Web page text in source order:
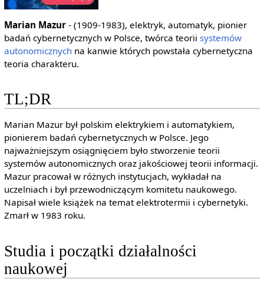
Marian Mazur- (1909-1983), elektryk, automatyk, pionier
badań cybernetycznych w Polsce, twórca teorii systemów
autonomicznychna kanwie których powstała cybernetyczna
teoria charakteru.
TL;DR
Marian Mazur był polskim elektrykiem i automatykiem,
pionierem badań cybernetycznych w Polsce. Jego
najważniejszym osiągnięciem było stworzenie teorii
systemów autonomicznych oraz jakościowej teorii informacji.
Mazur pracował w różnych instytucjach, wykładał na
uczelniach i był przewodniczącym komitetu naukowego.
Napisał wiele książek na temat elektrotermii i cybernetyki.
Zmarł w 1983 roku.
Studia i początki działalności
naukowej